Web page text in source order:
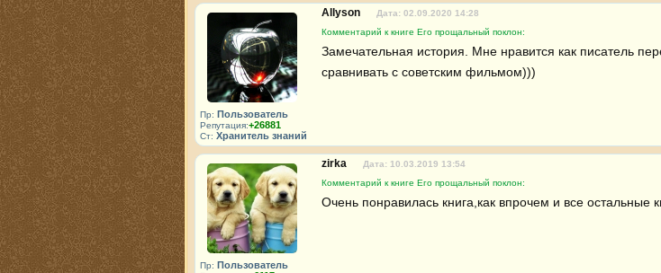
Пр: Пользователь
Репутация:+26881
Ст: Хранитель знаний
Allyson
Дата: 02.09.2020 14:28
Комментарий к книге Его прощальный поклон:
Замечательная история. Мне нравится как писатель
сравнивать с советским фильмом)))
Пр: Пользователь
zirka
Дата: 10.03.2019 13:54
Комментарий к книге Его прощальный поклон:
Очень понравилась книга,как впрочем и все